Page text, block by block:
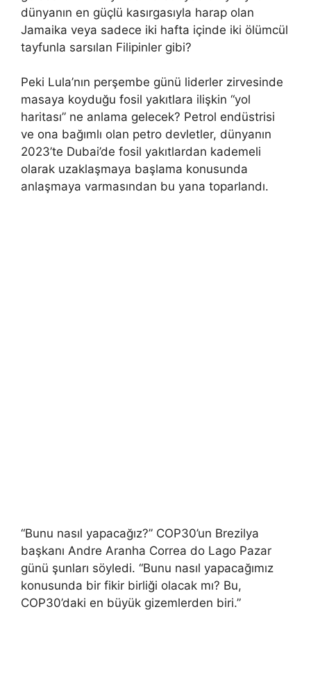
dünyanın en güçlü kasırgasıyla harap olan
Jamaika veya sadece iki hafta içinde iki ölümcül
tayfunla sarsılan Filipinler gibi?
Peki Lula’nın perşembe günü liderler zirvesinde
masaya koyduğu fosil yakıtlara ilişkin “yol
haritası” ne anlama gelecek? Petrol endüstrisi
ve ona bağımlı olan petro devletler, dünyanın
2023’te Dubai’de fosil yakıtlardan kademeli
olarak uzaklaşmaya başlama konusunda
anlaşmaya varmasından bu yana toparlandı.
“Bunu nasıl yapacağız?” COP30’un Brezilya
başkanı Andre Aranha Correa do Lago Pazar
günü şunları söyledi. “Bunu nasıl yapacağımız
konusunda bir fikir birliği olacak mı? Bu,
COP30’daki en büyük gizemlerden biri.”